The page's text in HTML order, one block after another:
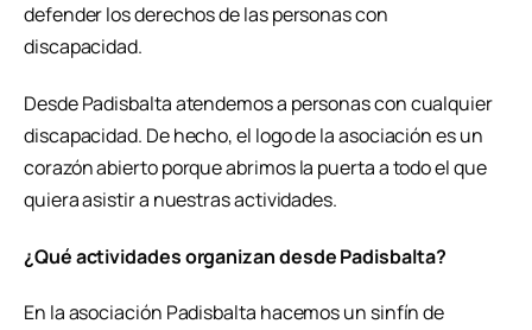
defender los derechos de las personas con
discapacidad.
Desde Padisbalta atendemos a personas con cualquier
discapacidad. De hecho, el logo de la asociación es un
corazón abierto porque abrimos la puerta a todo el que
quiera asistir a nuestras actividades.
¿Qué actividades organizan desde Padisbalta?
En la asociación Padisbalta hacemos un sinfín de